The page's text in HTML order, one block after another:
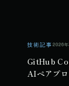
技術記事2026年
GitHub
AIペアプ